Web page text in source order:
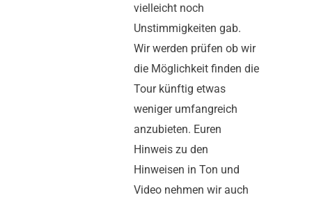
vielleicht noch
Unstimmigkeiten gab.
Wir werden prüfen ob wir
die Möglichkeit finden die
Tour künftig etwas
weniger umfangreich
anzubieten. Euren
Hinweis zu den
Hinweisen in Ton und
Video nehmen wir auch